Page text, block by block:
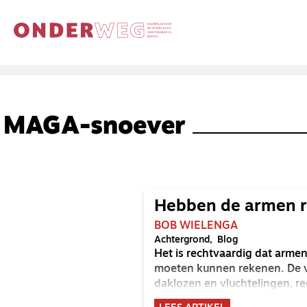
MAGA-snoever
Hebben de armen
BOB WIELENGA
Achtergrond Blog
Het is rechtvaardig dat
moeten kunnen rekenen. De
daklozen en vluchtelingen,